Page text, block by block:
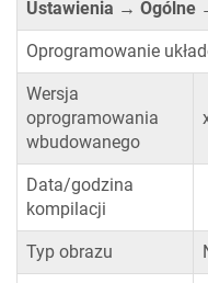
Ustawienia → Ogólne
Oprogramowanie
Wersja
oprogramowania
wbudowanego
Data/godzina
kompilacji
Typ obrazu